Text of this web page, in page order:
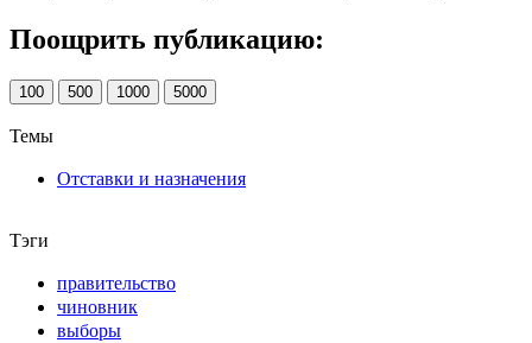
Поощрить публикацию:
100 500 1000 5000
Темы
Отставки и назначения
Тэги
правительство
чиновник
выборы